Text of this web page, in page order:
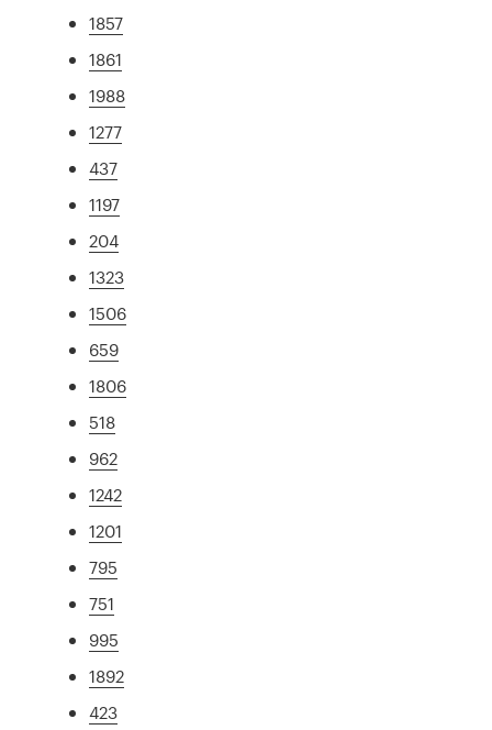
1857
1861
1988
1277
437
1197
204
1323
1506
659
1806
518
962
1242
1201
795
751
995
1892
423